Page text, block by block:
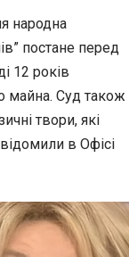
народна
постане перед
12 років
майна. Суд також
твори, які
в Офісі